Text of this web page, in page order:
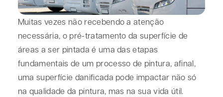
Muitas vezes não recebendo a atenção
necessária, o pré-tratamento da superfície de
áreas a ser pintada é uma das etapas
fundamentais de um processo de pintura, afinal,
uma superfície danificada pode impactar não só
na qualidade da pintura, mas na sua vida útil.